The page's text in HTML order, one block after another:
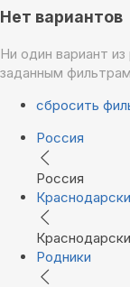
Нет вариантов
Ни один вариант
заданным
сбросить
Россия
Россия
Родники